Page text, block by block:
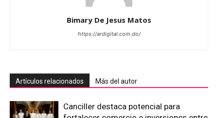
Bimary De Jesus Matos
https://ardigital.com.do/
Artículos relacionados Más del autor
Canciller destaca potencial para